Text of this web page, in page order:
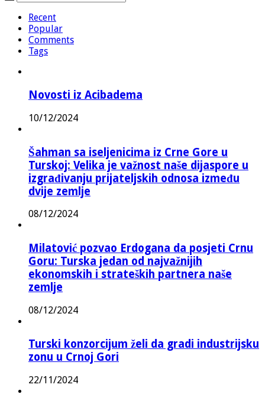
Recent
Popular
Comments
Tags
Novosti iz Acibadema
10/12/2024
Šahman sa iseljenicima iz Crne Gore u
Turskoj: Velika je važnost naše dijaspore u
izgrađivanju prijateljskih odnosa između
dvije zemlje
08/12/2024
Milatović pozvao Erdogana da posjeti Crnu
Goru: Turska jedan od najvažnijih
ekonomskih i strateških partnera naše
zemlje
08/12/2024
Turski konzorcijum želi da gradi industrijsku
zonu u Crnoj Gori
22/11/2024